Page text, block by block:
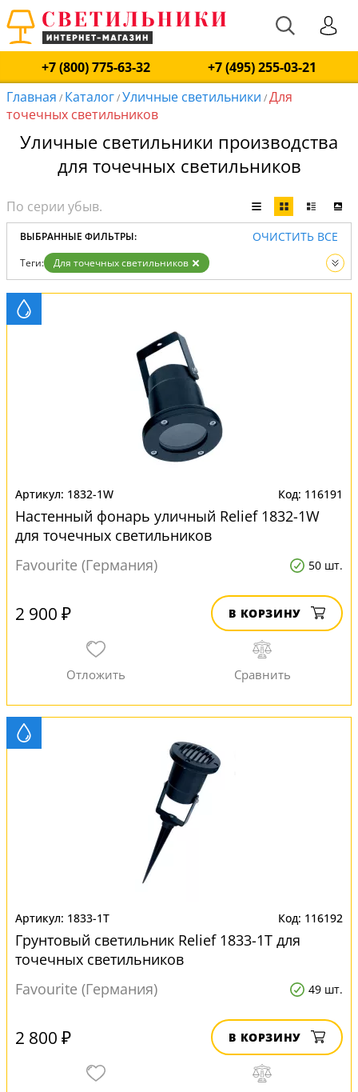
+7 (800) 775-63-32
+7 (495) 255-03-21
Главная / Каталог/Уличные светильники /Для
точечных светильников
Уличные светильники производства
для точечных светильников
ВЫБРАННЫЕ ФИЛЬТРЫ: ОЧИСТИТЬ ВСЕ
Теги:
Для точечных светильников
Вид:
Уличные светильники
1832-1W 116191
Настенный фонарь уличный Relief 1832-1W
для точечных светильников
Favourite (Германия)
50 шт.
2 900 ₽ В КОРЗИНУ
1833-1T 116192
Грунтовый светильник Relief 1833-1T для
точечных светильников
Favourite (Германия)
49 шт.
2 800 ₽ В КОРЗИНУ